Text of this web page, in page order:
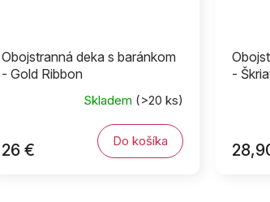
Obojstranná deka s baránkom
- Gold Ribbon
Skladem (>20 ks)
26 € Do košíka
-